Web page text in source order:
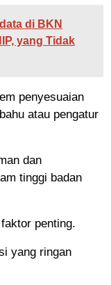
di BKN
yang Tidak
penyesuaian
atau pengatur
dan
tinggi badan
penting.
yang ringan